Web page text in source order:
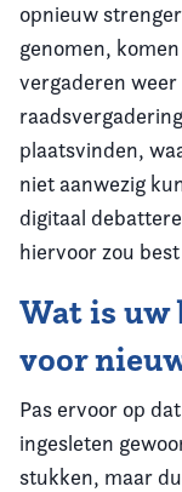
opnieuw
genomen,
vergaderen
plaatsvinden,
niet aanwezig
digitaal
hiervoor zou
Wat is uw
voor
Pas ervoor op
ingesleten
stukken, maar